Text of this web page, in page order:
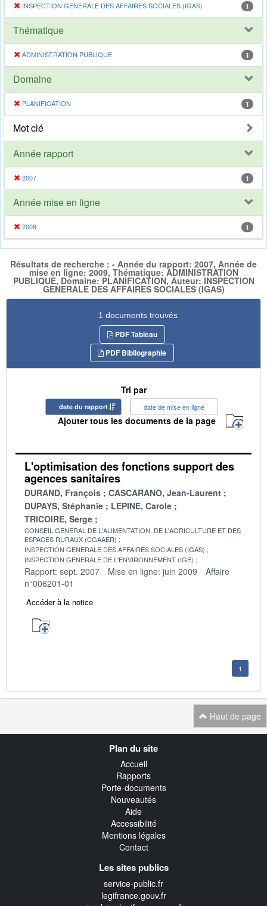
INSPECTION GENERALE DES AFFAIRES SOCIALES (IGAS) 1
Thématique
ADMINISTRATION PUBLIQUE 1
Domaine
PLANIFICATION 1
Mot clé
Année rapport
2007 1
Année mise en ligne
2009 1
Résultats de recherche : - Année du rapport: 2007, Année de
mise en ligne: 2009, Thématique: ADMINISTRATION
PUBLIQUE, Domaine: PLANIFICATION, Auteur: INSPECTION
GENERALE DES AFFAIRES SOCIALES (IGAS)
1 documents trouvés
PDF Tableau
PDF Bibliographie
Tri par
date du rapport date de mise en ligne
Ajouter tous les documents de la page
L'optimisation des fonctions support des
agences sanitaires
DURAND, François
CASCARANO, Jean-Laurent
DUPAYS, Stéphanie
LEPINE, Carole
TRICOIRE, Serge
CONSEIL GENERAL DE L'ALIMENTATION, DE L'AGRICULTURE ET DES
ESPACES RURAUX (CGAAER)
INSPECTION GENERALE DES AFFAIRES SOCIALES (IGAS)
INSPECTION GENERALE DE L'ENVIRONNEMENT (IGE)
Rapport: sept. 2007 Mise en ligne: juin 2009
Affaire
n°006201-01
Accéder à la notice
1
Haut de page
Plan du site
Accueil
Rapports
Porte-documents
Nouveautés
Aide
Accessibilité
Mentions légales
Contact
Les sites publics
service-public.fr
legifrance.gouv.fr